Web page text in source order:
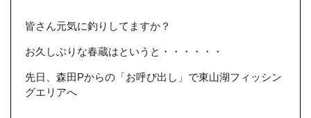
皆さん元気に釣りしてますか？
お久しぶりな春蔵はというと・・・・・・
先日、森田Pからの「お呼び出し」で東山湖フィッシン
グエリアへ